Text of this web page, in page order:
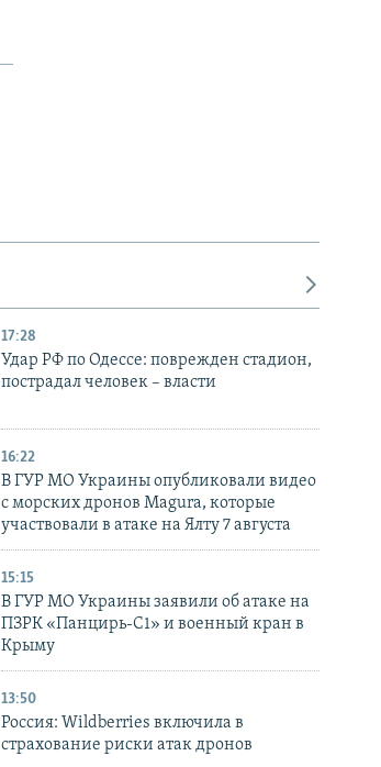
17:28
Удар РФ по Одессе: поврежден стадион,
пострадал человек – власти
16:22
В ГУР МО Украины опубликовали видео
с морских дронов Magura, которые
участвовали в атаке на Ялту 7 августа
15:15
В ГУР МО Украины заявили об атаке на
ПЗРК «Панцирь-С1» и военный кран в
Крыму
13:50
Россия: Wildberries включила в
страхование риски атак дронов